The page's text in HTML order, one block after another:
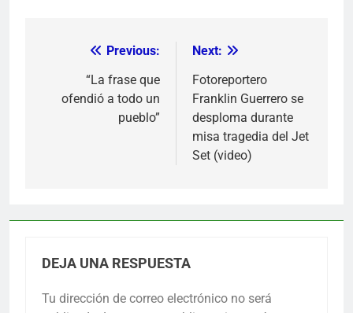
Navegación
Previous:
“La frase que
ofendió a todo un
pueblo”
Next:
Fotoreportero
Franklin Guerrero se
desploma durante
misa tragedia del Jet
Set (video)
DEJA UNA RESPUESTA
Tu dirección de correo electrónico no será